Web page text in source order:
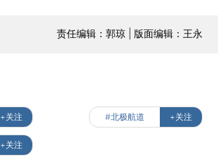
责任编辑：郭琼 | 版面编辑：王永
+关注 #北极航道 +关注
+关注